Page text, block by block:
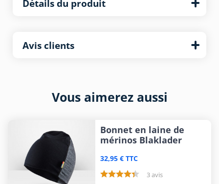
Détails du produit
Avis clients
Vous aimerez aussi
Bonnet en laine de
mérinos Blaklader
32,95 € TTC
3 avis